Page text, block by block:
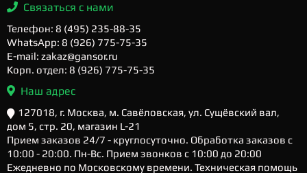
Связаться с нами
Телефон: 8 (495) 235-88-35
WhatsApp: 8 (926) 775-75-35
E-mail: zakaz@gansor.ru
Корп. отдел: 8 (926) 775-75-35
Наш адрес
127018, г. Москва, м. Савёловская, ул. Сущёвский вал,
дом 5, стр. 20, магазин L-21
Прием заказов 24/7 - круглосуточно. Обработка заказов с
10:00 - 20:00. Пн-Вс. Прием звонков с 10:00 до 20:00
Ежедневно по Московскому времени. Техническая помощь